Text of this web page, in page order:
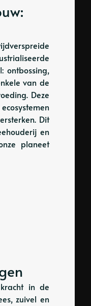
ontbossing,
van de
Deze
Dit
en
planeet
in de
zuivel en